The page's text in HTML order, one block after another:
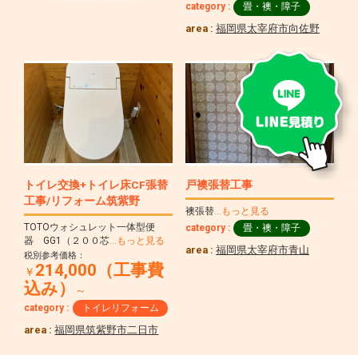
category : 畳・襖・障子
area :福岡県太宰府市向佐野
トイレ交換+トイレ床CF張替
工事/リフォーム筑紫野
TOTOウォシュレット一体型便
器 GG1（２００芯…もっと見る
税別参考価格：
￥ 214,000（工事費
込み）
～
category : トイレリフォーム
area :福岡県筑紫野市二日市
戸襖張替工事
襖張替…もっと見る
category :
畳・襖・障子
area :福岡県太宰府市青山